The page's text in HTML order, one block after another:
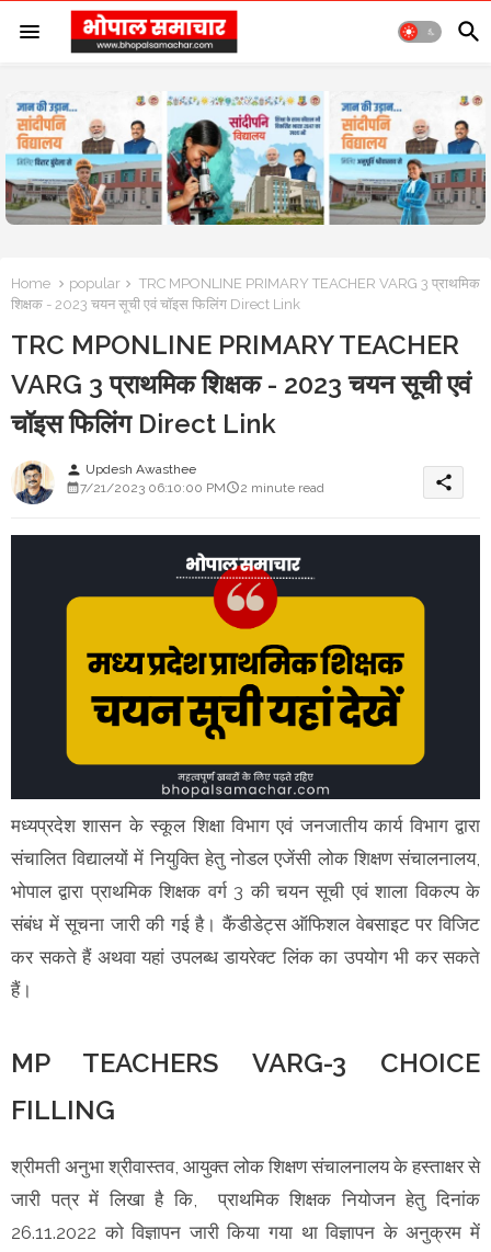
Home popular
TRC MPONLINE PRIMARY TEACHER VARG 3 प्राथमिक
शिक्षक - 2023 चयन सूची एवं चॉइस फिलिंग Direct Link
TRC MPONLINE PRIMARY TEACHER
VARG 3 प्राथमिक शिक्षक - 2023 चयन सूची एवं
चॉइस फिलिंग Direct Link
person Updesh Awasthee
7/21/2023 06:10:00 PM
2 minute read share
मध्यप्रदेश शासन के स्कूल शिक्षा विभाग एवं जनजातीय कार्य विभाग द्वारा
संचालित विद्यालयों में नियुक्ति हेतु नोडल एजेंसी लोक शिक्षण संचालनालय,
भोपाल द्वारा प्राथमिक शिक्षक वर्ग 3 की चयन सूची एवं शाला विकल्प के
संबंध में सूचना जारी की गई है। कैंडीडेट्स ऑफिशल वेबसाइट पर विजिट
कर सकते हैं अथवा यहां उपलब्ध डायरेक्ट लिंक का उपयोग भी कर सकते
हैं।
MP TEACHERS VARG-3 CHOICE
FILLING
श्रीमती अनुभा श्रीवास्तव, आयुक्त लोक शिक्षण संचालनालय के हस्ताक्षर से
जारी पत्र में लिखा है कि, प्राथमिक शिक्षक नियोजन हेतु दिनांक
26.11.2022 को विज्ञापन जारी किया गया था विज्ञापन के अनुक्रम में